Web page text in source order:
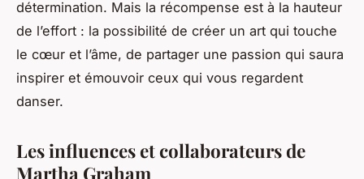
détermination. Mais la récompense est à la hauteur
de l’effort : la possibilité de créer un art qui touche
le cœur et l’âme, de partager une passion qui saura
inspirer et émouvoir ceux qui vous regardent
danser.
Les influences et collaborateurs de
Martha Graham